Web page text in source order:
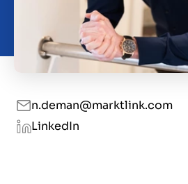
n.deman@marktlink.com
LinkedIn